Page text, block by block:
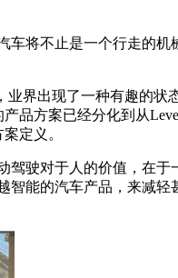
不止是一个行走的机
出现了一种有趣的状
方案已经分化到从
定义。
驶对于人的价值，在于
能的汽车产品，来减